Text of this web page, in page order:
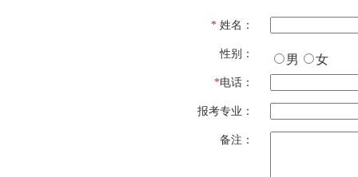
* 姓名：
性别： 男 女
*电话：
报考专业：
备注：